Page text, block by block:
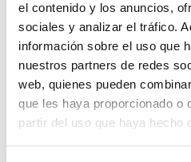
el contenido y los anuncios,
sociales y analizar el tráfico.
información sobre el uso que
nuestros partners de redes
web, quienes pueden
que les haya proporcionado o
partir del uso que haya hecho
SALUD GINECOLÓGICA